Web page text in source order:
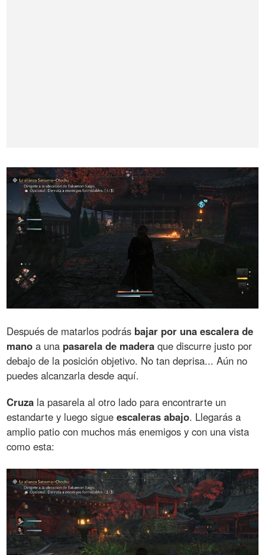
Después de matarlos podrás bajar por una escalera de
mano a una pasarela de madera que discurre justo por
debajo de la posición objetivo. No tan deprisa... Aún no
puedes alcanzarla desde aquí.
Cruza la pasarela al otro lado para encontrarte un
estandarte y luego sigueescaleras abajo. Llegarás a
amplio patio con muchos más enemigos y con una vista
como esta: